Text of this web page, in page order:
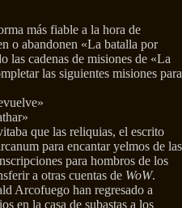
más fiable a la hora de
o abandonen «La batalla por
las cadenas de misiones de «La
las siguientes misiones para
que las reliquias, el escrito
para encantar yelmos de las
para hombros de los
a otras cuentas de WoW.
Arcofuego han regresado a
en la casa de subastas a los